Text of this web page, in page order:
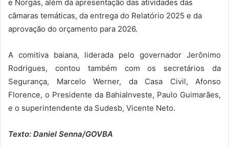
e Norgás, além da apresentação das atividades das
câmaras temáticas, da entrega do Relatório 2025 e da
aprovação do orçamento para 2026.
A comitiva baiana, liderada pelo governador Jerônimo
Rodrigues, contou também com os secretários da
Segurança, Marcelo Werner, da Casa Civil, Afonso
Florence, o Presidente da BahiaInveste, Paulo Guimarães,
e o superintendente da Sudesb, Vicente Neto.
Texto: Daniel Senna/GOVBA